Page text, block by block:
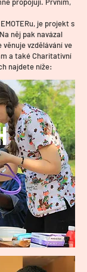
je projekt s
něj pak navázal
vzdělávání ve
a také Charitativní
najdete níže: